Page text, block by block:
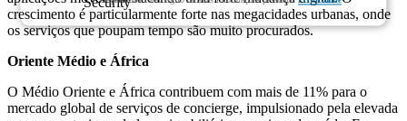
crescimento é particularmente forte nas megacidades urbanas, onde
os serviços que poupam tempo são muito procurados.
Oriente Médio e África
O Médio Oriente e África contribuem com mais de 11% para o
mercado global de serviços de concierge, impulsionado pela elevada